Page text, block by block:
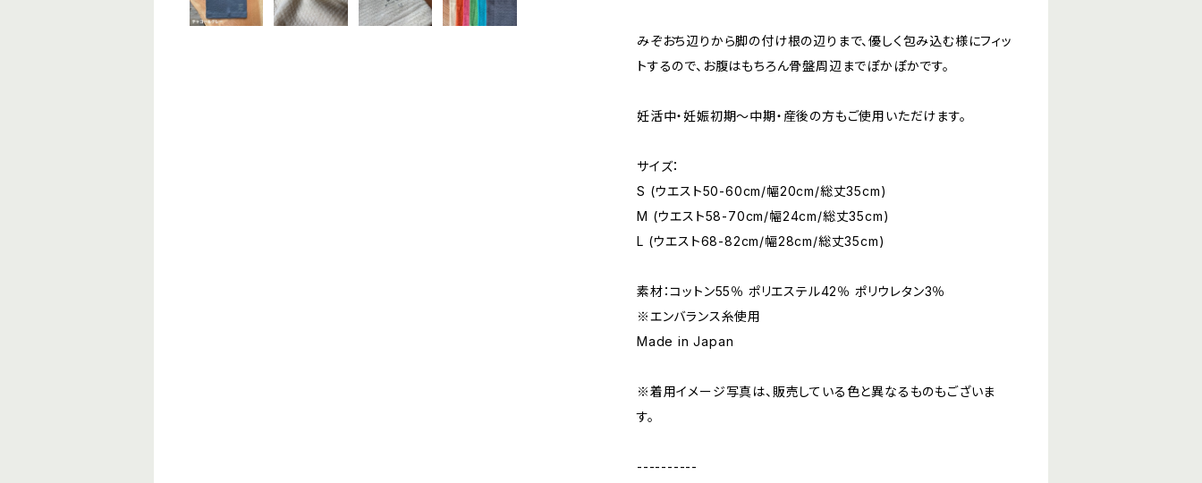
みぞおち辺りから脚の付け根の辺りまで、優しく包み込む様にフィッ
トするので、お腹はもちろん骨盤周辺までぽかぽかです。
妊活中・妊娠初期～中期・産後の方もご使用いただけます。
サイズ：
S (ウエスト50-60cm/幅20cm/総丈35cm)
M (ウエスト58-70cm/幅24cm/総丈35cm)
L (ウエスト68-82cm/幅28cm/総丈35cm)
素材：コットン55％ ポリエステル42％ ポリウレタン3％
※エンバランス糸使用
Made in Japan
※着用イメージ写真は、販売している色と異なるものもございま
す。
----------